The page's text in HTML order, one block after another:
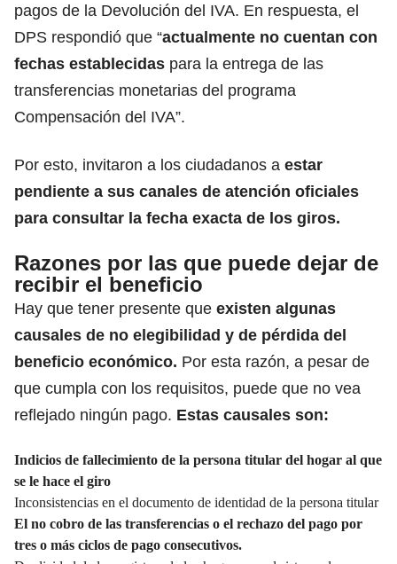
pagos de la Devolución del IVA. En respuesta, el
DPS respondió que “actualmente no cuentan con
fechas establecidas para la entrega de las
transferencias monetarias del programa
Compensación del IVA”.
Por esto, invitaron a los ciudadanos a estar
pendiente a sus canales de atención oficiales
para consultar la fecha exacta de los giros.
Razones por las que puede dejar de
recibir el beneficio
Hay que tener presente que existen algunas
causales de no elegibilidad y de pérdida del
beneficio económico. Por esta razón, a pesar de
que cumpla con los requisitos, puede que no vea
reflejado ningún pago. Estas causales son:
Indicios de fallecimiento de la persona titular del hogar al que
se le hace el giro
Inconsistencias en el documento de identidad de la persona titular
El no cobro de las transferencias o el rechazo del pago por
tres o más ciclos de pago consecutivos.